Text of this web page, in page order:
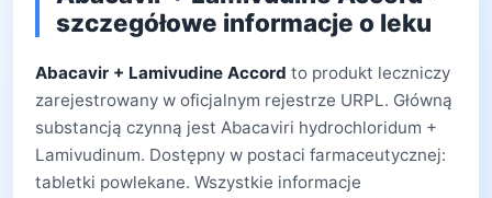
szczegółowe informacje o leku
Abacavir + Lamivudine Accord to produkt leczniczy
zarejestrowany w oficjalnym rejestrze URPL. Główną
substancją czynną jest Abacaviri hydrochloridum +
Lamivudinum. Dostępny w postaci farmaceutycznej:
tabletki powlekane. Wszystkie informacje